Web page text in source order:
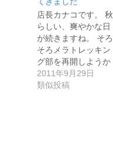
店長カナコです。 秋
らしい、爽やかな日
が続きますね。 そろ
そろメラトレッキン
グ部を再開しようか
と。 …
2011年9月29日
類似投稿